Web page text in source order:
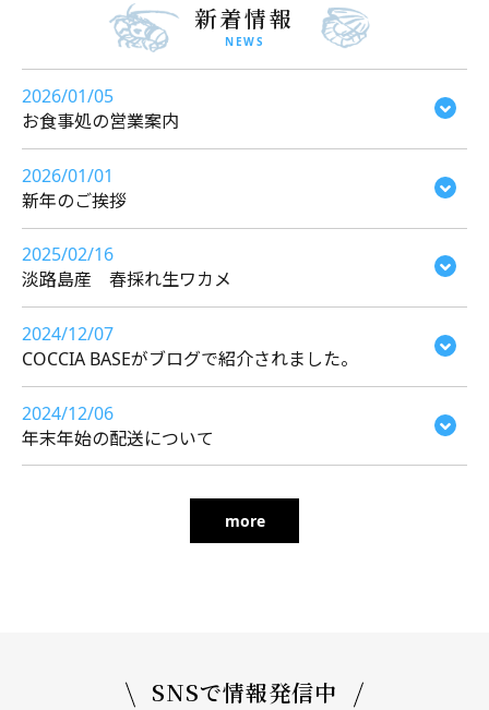
新着情報
NEWS
2026/01/05
お食事処の営業案内
2026/01/01
新年のご挨拶
2025/02/16
淡路島産 春採れ生ワカメ
2024/12/07
COCCIA BASEがブログで紹介されました。
2024/12/06
年末年始の配送について
more
SNSで情報発信中